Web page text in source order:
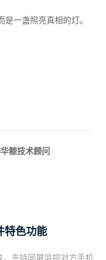
一盏照亮真相的灯。
鲸技术顾问
特色功能
支持同屏监控对方手机